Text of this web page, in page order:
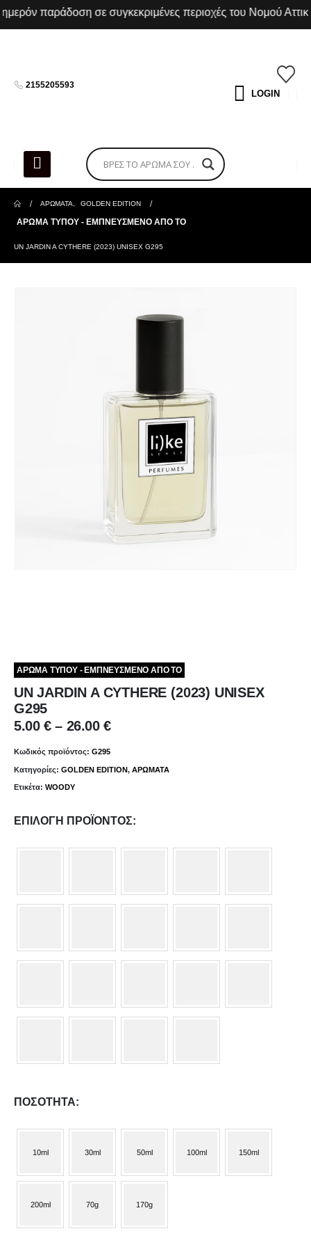
παράδοση σε συγκεκριμένες περιοχές του Νομού Αττικής
2155205593
LOGIN
ΑΡΩΜΑΤΑ GOLDEN EDITION
ΑΡΩΜΑ ΤΥΠΟΥ - ΕΜΠΝΕΥΣΜΕΝΟ ΑΠΟ ΤΟ
UN JARDIN A CYTHERE (2023) UNISEX G295
ΑΡΩΜΑ ΤΥΠΟΥ - ΕΜΠΝΕΥΣΜΕΝΟ ΑΠΟ ΤΟ
UN JARDIN A CYTHERE (2023) UNISEX
G295
5.00€ – 26.00€Price
5.00 €
through
26.00 €
Κωδικός προϊόντος: G295
Κατηγορίες: GOLDEN EDITION, ΑΡΩΜΑΤΑ
Ετικέτα: WOODY
ΕΠΙΛΟΓΉ ΠΡΟΪΌΝΤΟΣ
ΠΟΣΌΤΗΤΑ
10ml 30ml 50ml 100ml 150ml
200ml 70g 170g
Γ.Ε.ΜΗ 055322409000 Α.Φ.Μ 044609060